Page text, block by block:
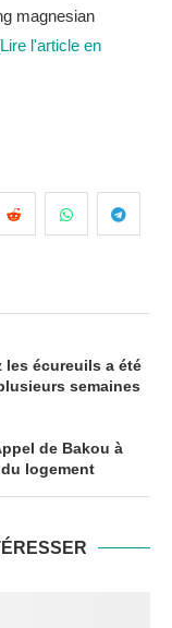
magnesian
l'article en
les écureuils a été
semaines
de Bakou à
logement